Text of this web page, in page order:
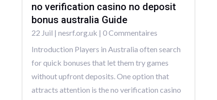
no verification casino no deposit
bonus australia Guide
22 Juil | nesrf.org.uk | 0 Commentaires
Introduction Players in Australia often search
for quick bonuses that let them try games
without upfront deposits. One option that
attracts attention is the no verification casino